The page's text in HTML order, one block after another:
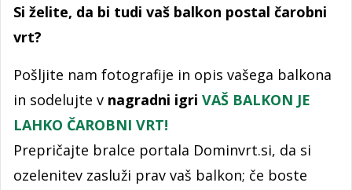
Si želite, da bi tudi vaš balkon postal čarobni
vrt?
Pošljite nam fotografije in opis vašega balkona
in sodelujte v nagradni igri VAŠ BALKON JE
LAHKO ČAROBNI VRT!
Prepričajte bralce portala Dominvrt.si, da si
ozelenitev zasluži prav vaš balkon; če boste